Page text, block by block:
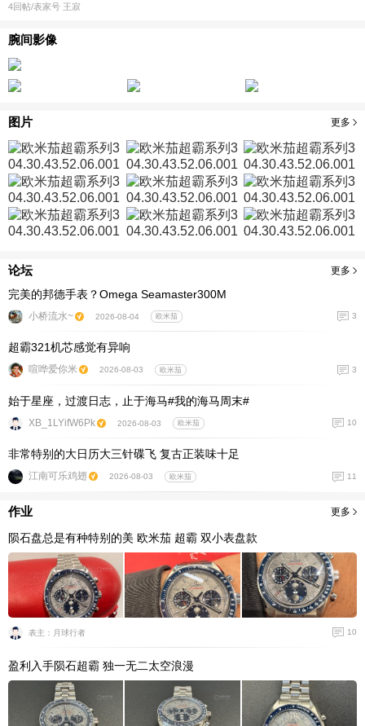
4回帖/表家号 王寂
腕间影像
图片 更多
论坛 更多
完美的邦德手表？Omega Seamaster300M
小桥流水~ 2026-08-04 欧米茄 3
超霸321机芯感觉有异响
喧哗爱你米 2026-08-03 欧米茄 3
始于星座，过渡日志，止于海马#我的海马周末#
XB_1LYifW6Pk 2026-08-03 欧米茄 10
非常特别的大日历大三针碟飞 复古正装味十足
江南可乐鸡翅 2026-08-03 欧米茄 11
作业 更多
陨石盘总是有种特别的美 欧米茄 超霸 双小表盘款
表主：月球行者 10
盈利入手陨石超霸 独一无二太空浪漫